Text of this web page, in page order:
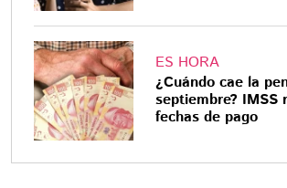
ES HORA
¿Cuándo cae la
septiembre? IMSS
fechas de pago